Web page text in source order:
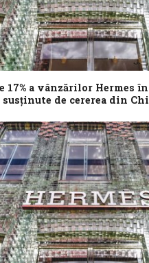
17% a vânzărilor Hermes
de cererea din
în primul trimestru,
faţă...